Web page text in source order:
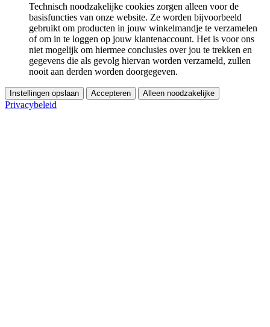
Technisch noodzakelijke cookies zorgen alleen voor de
basisfuncties van onze website. Ze worden bijvoorbeeld
gebruikt om producten in jouw winkelmandje te verzamelen
of om in te loggen op jouw klantenaccount. Het is voor ons
niet mogelijk om hiermee conclusies over jou te trekken en
gegevens die als gevolg hiervan worden verzameld, zullen
nooit aan derden worden doorgegeven.
Instellingen opslaan Accepteren Alleen noodzakelijke
Privacybeleid